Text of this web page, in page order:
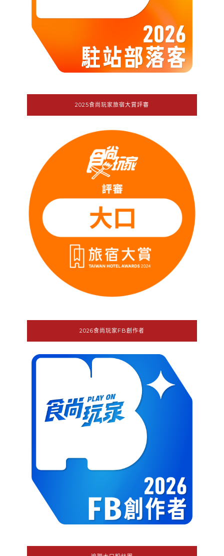
2025食尚玩家旅宿大賞評審
2026食尚玩家FB創作者